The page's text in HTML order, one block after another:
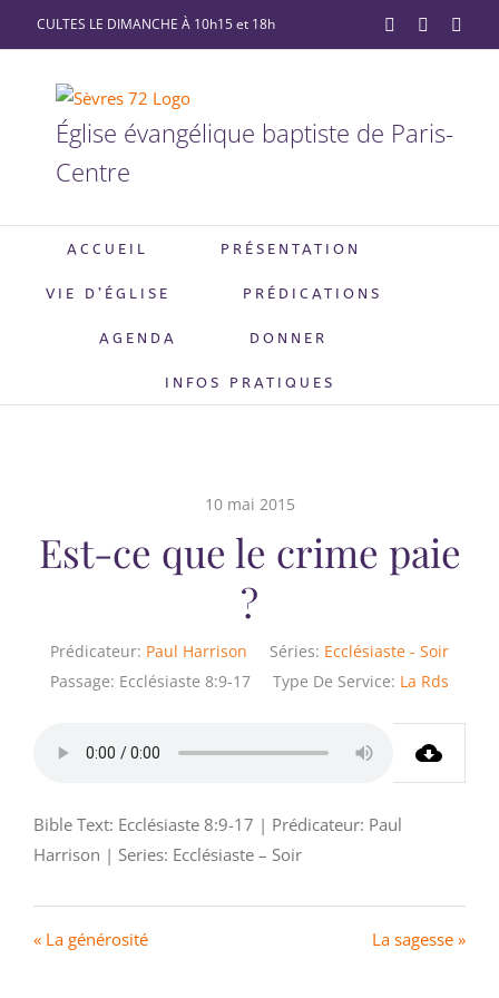
Passer
au
CULTES LE DIMANCHE À 10h15 et 18h YouTubeFacebook
Église évangélique baptiste de Paris-
Centre
ACCUEIL PRÉSENTATION
VIE D’ÉGLISE PRÉDICATIONS
AGENDA DONNER
INFOS PRATIQUES
10 mai 2015
Est-ce que le crime paie
?
Prédicateur: Paul Harrison Séries: Ecclésiaste - Soir
Passage: Ecclésiaste 8:9-17 Type De Service: La Rds
Bible Text: Ecclésiaste 8:9-17 | Prédicateur: Paul
Harrison | Series: Ecclésiaste – Soir
« La générosité La sagesse »